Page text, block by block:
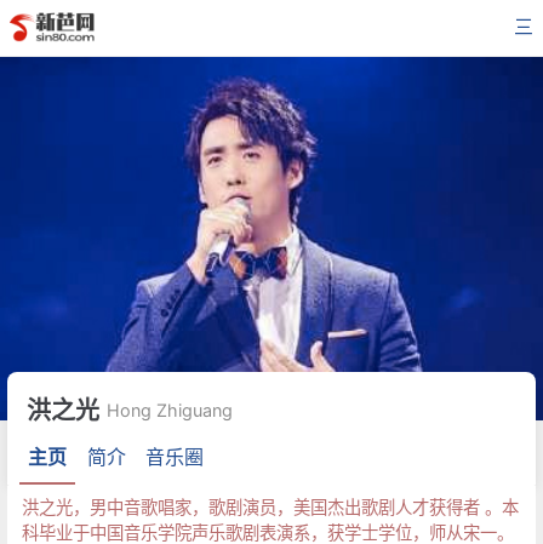
三
洪之光 Hong Zhiguang
主页 简介 音乐圈
洪之光，男中音歌唱家，歌剧演员，美国杰出歌剧人才获得者 。本
科毕业于中国音乐学院声乐歌剧表演系，获学士学位，师从宋一。